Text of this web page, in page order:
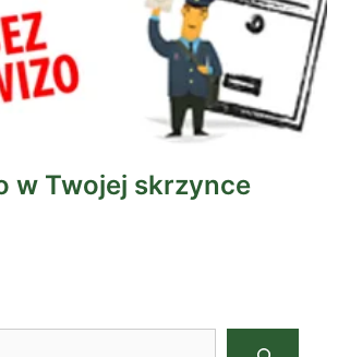
w Twojej skrzynce